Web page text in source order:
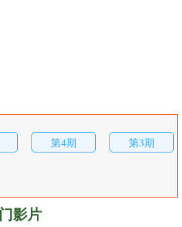
第4期 第3期
影片